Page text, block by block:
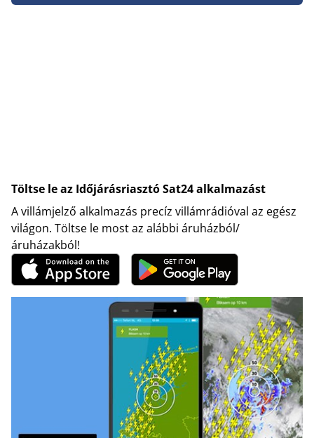
Töltse le az Időjárásriasztó Sat24 alkalmazást
A villámjelző alkalmazás precíz villámrádióval az egész
világon. Töltse le most az alábbi áruházból/
áruházakból!